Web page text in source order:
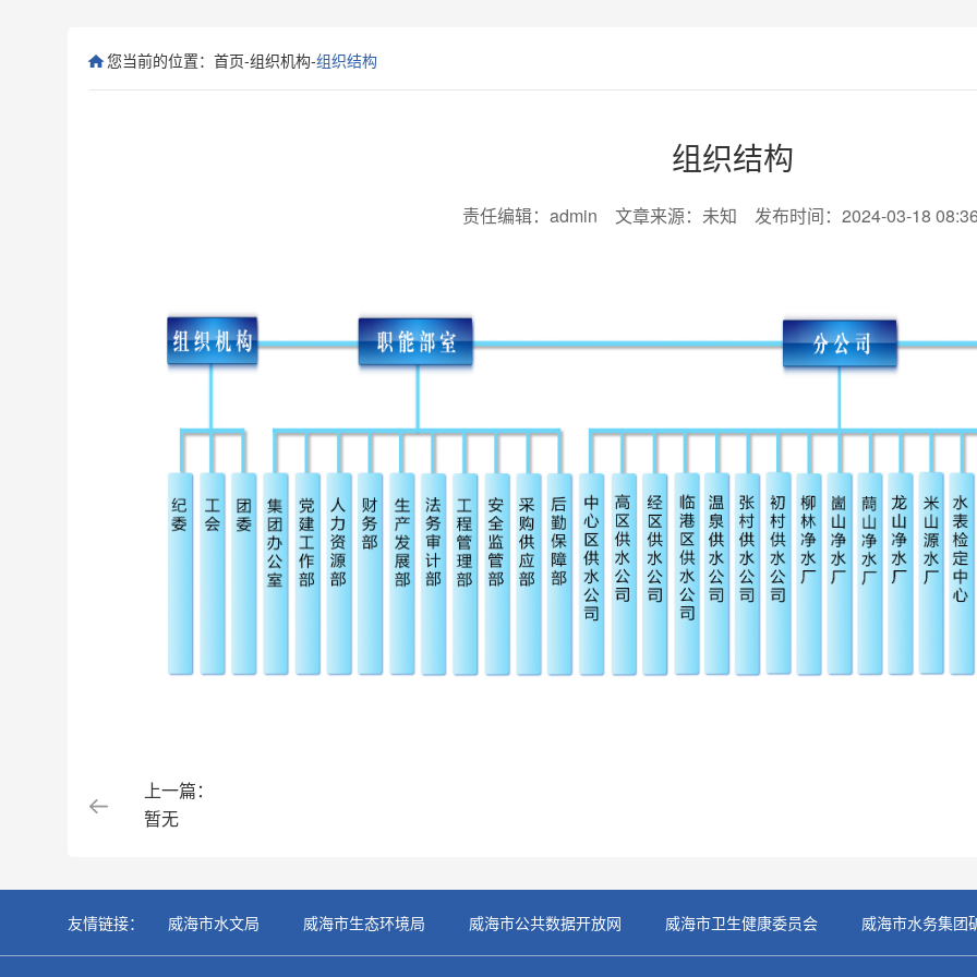
您当前的位置： 首页-组织机构-组织结构
组织结构
责任编辑：admin 文章来源：未知 发布时间：2024-03-18
上一篇：
暂无
友情链接： 威海市水文局 威海市生态环境局 威海市公共数据开放网 威海市卫生健康委员会 威海市水务集团